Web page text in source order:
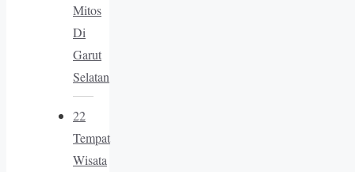
Mitos
Di
Garut
Selatan
22
Tempat
Wisata